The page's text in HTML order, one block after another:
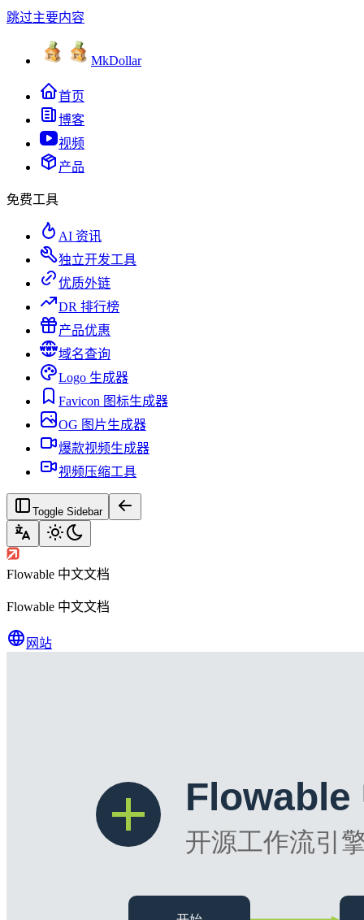
跳过主要内容
MkDollar
首页
博客
视频
产品
免费工具
AI 资讯
独立开发工具
优质外链
DR 排行榜
产品优惠
域名查询
Logo 生成器
Favicon 图标生成器
OG 图片生成器
爆款视频生成器
视频压缩工具
Toggle Sidebar
Flowable 中文文档
Flowable 中文文档
网站